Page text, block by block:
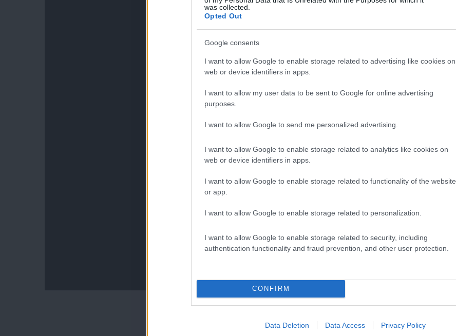
was collected.
Opted Out
Google consents
I want to allow Google to enable storage related to advertising like cookies on
web or device identifiers in apps.
I want to allow my user data to be sent to Google for online advertising
purposes.
I want to allow Google to send me personalized advertising.
I want to allow Google to enable storage related to analytics like cookies on
web or device identifiers in apps.
I want to allow Google to enable storage related to functionality of the website
or app.
I want to allow Google to enable storage related to personalization.
I want to allow Google to enable storage related to security, including
authentication functionality and fraud prevention, and other user protection.
CONFIRM
Data Deletion Data Access Privacy Policy